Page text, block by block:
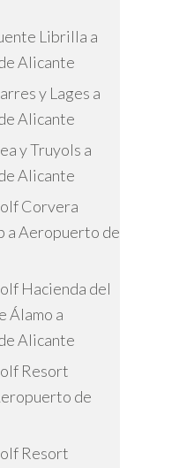
Librilla a
Alicante
y Lages a
Alicante
y Truyols a
Alicante
Corvera
a Aeropuerto de
Hacienda del
Álamo a
Alicante
Resort
de
Resort